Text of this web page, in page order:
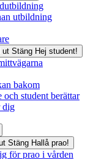
utbildning
ut Stäng Hej student!
bakom
och student berättar
dig
Stäng Hallå prao!
för prao i vården